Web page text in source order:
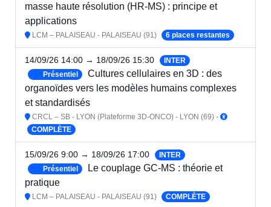
masse haute résolution (HR-MS) : principe et
applications
LCM – PALAISEAU - PALAISEAU (91) 6 places restantes
14/09/26 14:00 → 18/09/26 15:30
INTER
Présentiel
Cultures cellulaires en 3D : des
organoïdes vers les modèles humains complexes
et standardisés
CRCL – SB - LYON (Plateforme 3D-ONCO) - LYON (69) -
COMPLÈTE
15/09/26 9:00 → 18/09/26 17:00
INTER
Présentiel
Le couplage GC-MS : théorie et
pratique
LCM – PALAISEAU - PALAISEAU (91) COMPLÈTE